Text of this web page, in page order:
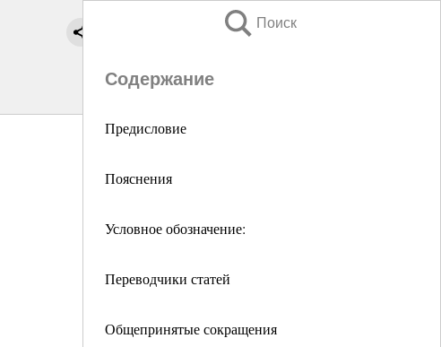
Поиск
Содержание
Предисловие
Пояснения
Условное обозначение:
Переводчики статей
Общепринятые сокращения